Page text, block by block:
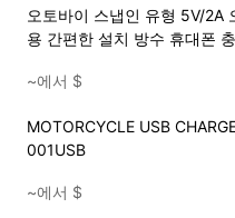
오토바이 스냅인 유형 5V/2A
용 간편한 설치 방수 휴대폰
~에서 $
MOTORCYCLE USB
001USB
~에서 $